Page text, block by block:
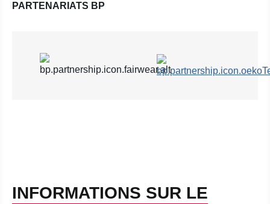
PARTENARIATS BP
INFORMATIONS SUR LE